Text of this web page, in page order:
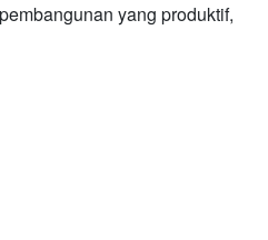
yang produktif,